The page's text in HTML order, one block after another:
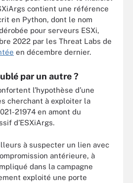
contient une référence
en Python, dont le nom
pour serveurs ESXi,
2022 par les Threat Labs de
en décembre dernier.
par un autre ?
l’hypothèse d’une
cherchant à exploiter la
21974 en amont du
d’ESXiArgs.
à suspecter un lien avec
antérieure, à
dans la campagne
exploité une porte